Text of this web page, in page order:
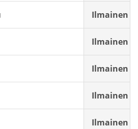
Ilmainen
Ilmainen
Ilmainen
Ilmainen
Ilmainen